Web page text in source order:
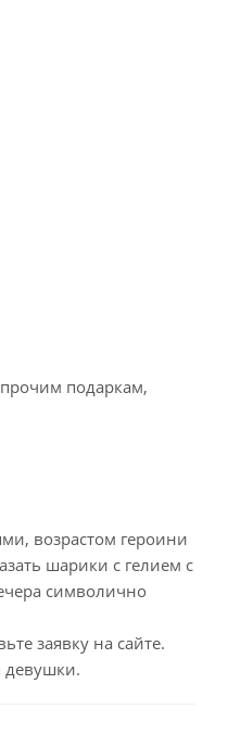
подаркам,
возрастом героини
шарики с гелием с
символично
заявку на сайте.
девушки.